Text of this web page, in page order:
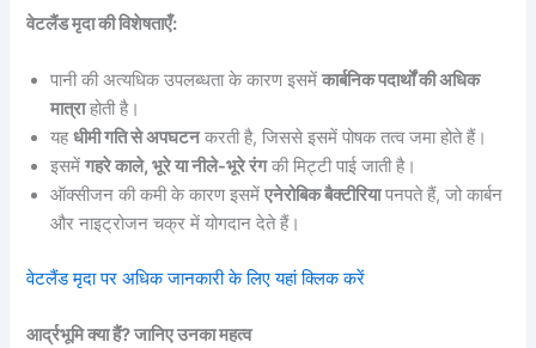
वेटलैंड मृदा की विशेषताएँ:
पानी की अत्यधिक उपलब्धता के कारण इसमेंकार्बनिक पदार्थों की अधिक
मात्राहोती है।
यहधीमी गति से अपघटनकरती है, जिससे इसमें पोषक तत्व जमा होते हैं।
इसमेंगहरे काले, भूरे या नीले-भूरे रंगकी मिट्टी पाई जाती है।
ऑक्सीजन की कमी के कारण इसमेंएनेरोबिक बैक्टीरियापनपते हैं, जो कार्बन
और नाइट्रोजन चक्र में योगदान देते हैं।
वेटलैंड मृदा पर अधिक जानकारी के लिए यहां क्लिक करें
आर्द्रभूमि क्या हैं? जानिए उनका महत्व